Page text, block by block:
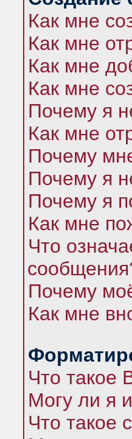
Как мне
Как мне
Как мне
Как мне
Почему я
Как мне
Почему
Почему я
Почему я
Как мне
Что
Почему
Как мне
Что такое
Могу ли я
Что такое